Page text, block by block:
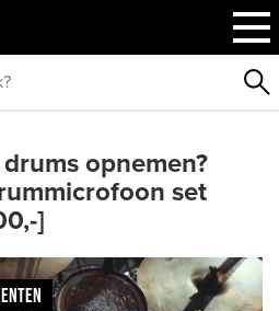
opnemen?
set
]